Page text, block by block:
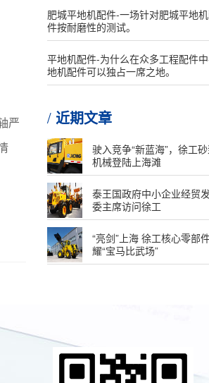
严
肥城平地机配件-一场针对肥城平地
件按耐磨性的测试。
平地机配件-为什么在众多工程配件
地机配件可以独占一席之地。
近期文章
驶入竞争“新蓝海”，徐工
机械登陆上海滩
泰王国政府中小企业经贸
委主席访问徐工
“亮剑”上海 徐工核心零部
耀“宝马比武场”